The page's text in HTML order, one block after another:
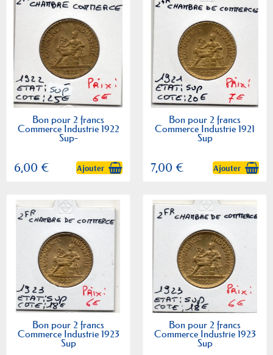
Bon pour 2 francs
Commerce Industrie 1922
Sup-
6,00 € Ajouter
Bon pour 2 francs
Commerce Industrie 1921
Sup
7,00 € Ajouter
Bon pour 2 francs
Commerce Industrie 1923
Sup
Bon pour 2 francs
Commerce Industrie 1923
Sup